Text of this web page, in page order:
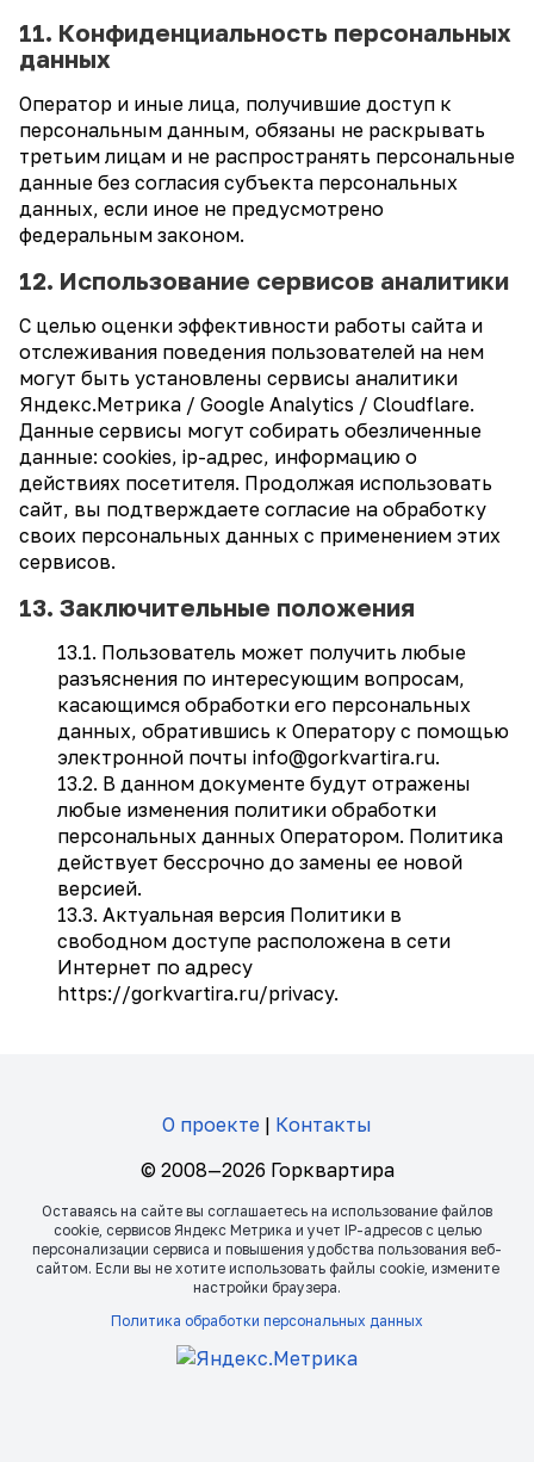
11. Конфиденциальность персональных
данных
Оператор и иные лица, получившие доступ к
персональным данным, обязаны не раскрывать
третьим лицам и не распространять персональные
данные без согласия субъекта персональных
данных, если иное не предусмотрено
федеральным законом.
12. Использование сервисов аналитики
С целью оценки эффективности работы сайта и
отслеживания поведения пользователей на нем
могут быть установлены сервисы аналитики
Яндекс.Метрика / Google Analytics / Cloudflare.
Данные сервисы могут собирать обезличенные
данные: cookies, ip-адрес, информацию о
действиях посетителя. Продолжая использовать
сайт, вы подтверждаете согласие на обработку
своих персональных данных с применением этих
сервисов.
13. Заключительные положения
13.1. Пользователь может получить любые
разъяснения по интересующим вопросам,
касающимся обработки его персональных
данных, обратившись к Оператору с помощью
электронной почты info@gorkvartira.ru.
13.2. В данном документе будут отражены
любые изменения политики обработки
персональных данных Оператором. Политика
действует бессрочно до замены ее новой
версией.
13.3. Актуальная версия Политики в
свободном доступе расположена в сети
Интернет по адресу
https://gorkvartira.ru/privacy.
О проекте | Контакты
© 2008—2026 Горквартира
Оставаясь на сайте вы соглашаетесь на использование файлов
сookie, сервисов Яндекс Метрика и учет IP-адресов с целью
персонализации сервиса и повышения удобства пользования веб-
сайтом. Если вы не хотите использовать файлы сookie, измените
настройки браузера.
Политика обработки персональных данных